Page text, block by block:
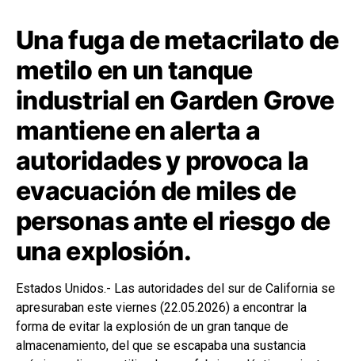
Una fuga de metacrilato de
metilo en un tanque
industrial en Garden Grove
mantiene en alerta a
autoridades y provoca la
evacuación de miles de
personas ante el riesgo de
una explosión.
Estados Unidos.- Las autoridades del sur de California se
apresuraban este viernes (22.05.2026) a encontrar la
forma de evitar la explosión de un gran tanque de
almacenamiento, del que se escapaba una sustancia